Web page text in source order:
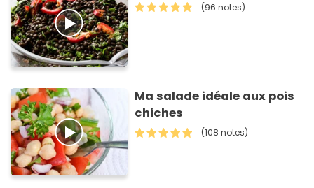
(96 notes)
Ma salade idéale aux pois
chiches
(108 notes)